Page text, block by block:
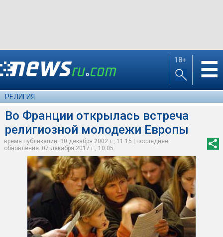
18+ ☰
РЕЛИГИЯ
Во Франции открылась встреча
религиозной молодежи Европы
время публикации: 30 декабря 2002 г., 11:15 | последнее
обновление: 07 декабря 2017 г., 10:05